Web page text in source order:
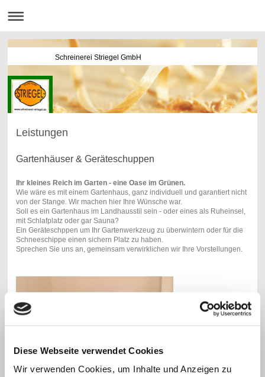
Diese Webseite verwendet Cookies
Wir verwenden Cookies, um Inhalte und Anzeigen zu
Schreinerei Striegel GmbH
Leistungen
Gartenhäuser & Geräteschuppen
Ihr kleines Reich im Garten - eine Oase im Grünen.
Wie wäre es mit einem Gartenhaus, ganz individuell und garantiert nicht
von der Stange. Wir machen hier Ihre Wünsche war.
Soll es ein Gartenhaus im Landhausstil sein - oder eines als Ruheinsel,
mit Schlafplatz oder gar Sauna?
Ein Geräteschppen um Ihr Gartenwerkzeug zu überwintern oder für die
Schneeschippe einen sichern Platz zu haben.
Sprechen Sie uns an, gemeinsam verwirklichen wir Ihre Vorstellungen.